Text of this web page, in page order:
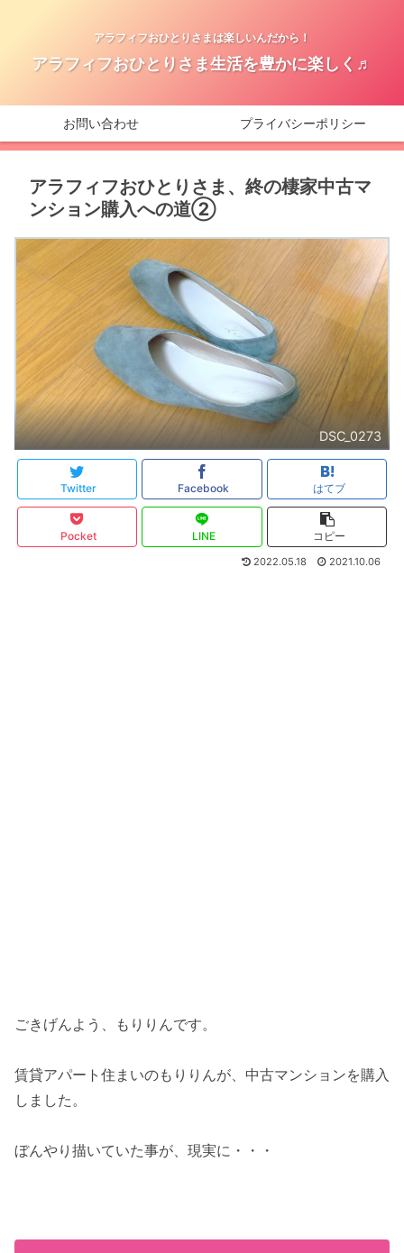
アラフィフおひとりさまは楽しいんだから！
アラフィフおひとりさま生活を豊かに楽しく♬
お問い合わせ プライバシーポリシー
アラフィフおひとりさま、終の棲家中古マ
ンション購入への道②
DSC_0273
Twitter Facebook はてブ
Pocket LINE コピー
2022.05.18 2021.10.06
ごきげんよう、もりりんです。
賃貸アパート住まいのもりりんが、中古マンションを購入
しました。
ぼんやり描いていた事が、現実に・・・